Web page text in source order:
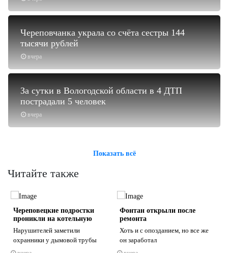
вчера
Череповчанка украла со счёта сестры 144
тысячи рублей
вчера
За сутки в Вологодской области в 4 ДТП
пострадали 5 человек
Показать всё
Читайте также
Череповецкие подростки
проникли на котельную
Нарушителей заметили
охранники у дымовой трубы
Фонтан открыли после
ремонта
Хоть и с опозданием, но все же
он заработал